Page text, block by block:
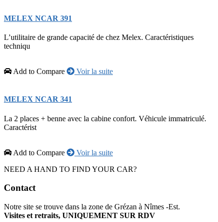
MELEX NCAR 391
L’utilitaire de grande capacité de chez Melex. Caractéristiques
techniqu
Add to Compare Voir la suite
MELEX NCAR 341
La 2 places + benne avec la cabine confort. Véhicule immatriculé.
Caractérist
Add to Compare
Voir la suite
NEED A HAND TO FIND YOUR CAR?
Contact
Notre site se trouve dans la zone de Grézan à Nîmes -Est.
Visites et retraits, UNIQUEMENT SUR RDV